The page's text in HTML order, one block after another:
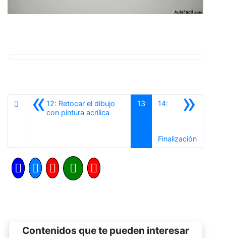
«12: Retocar el dibujo
con pintura acrílica
13 »
14:
Finalización
Contenidos que te pueden interesar